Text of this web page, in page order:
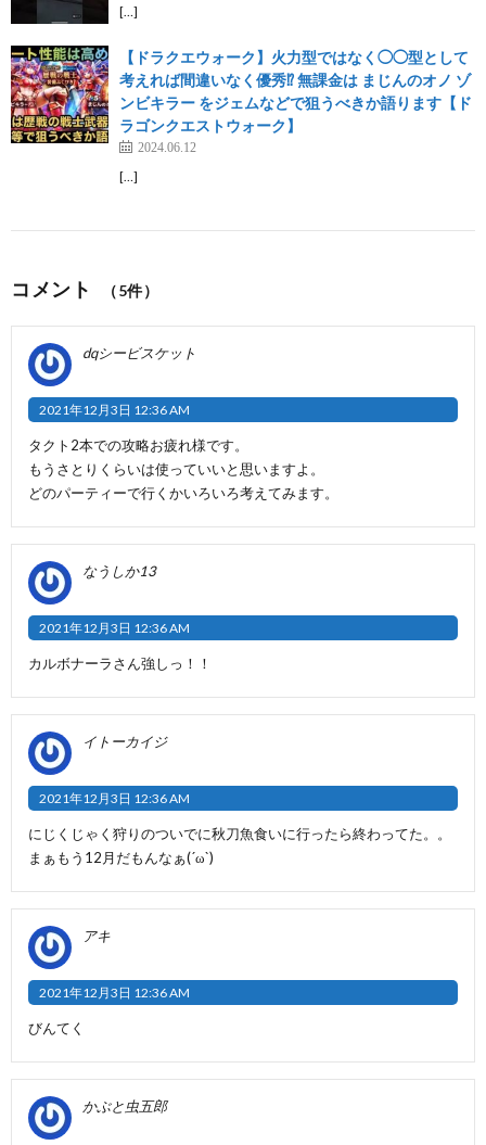
[…]
【ドラクエウォーク】火力型ではなく◯◯型として
考えれば間違いなく優秀⁉︎ 無課金は まじんのオノ ゾ
ンビキラー をジェムなどで狙うべきか語ります【ド
ラゴンクエストウォーク】
2024.06.12
[…]
コメント （5件）
dqシービスケット
2021年12月3日 12:36 AM
タクト2本での攻略お疲れ様です。
もうさとりくらいは使っていいと思いますよ。
どのパーティーで行くかいろいろ考えてみます。
なうしか13
2021年12月3日 12:36 AM
カルボナーラさん強しっ！！
イトーカイジ
2021年12月3日 12:36 AM
にじくじゃく狩りのついでに秋刀魚食いに行ったら終わってた。。
まぁもう12月だもんなぁ(´ω`)
アキ
2021年12月3日 12:36 AM
びんてく
かぶと虫五郎